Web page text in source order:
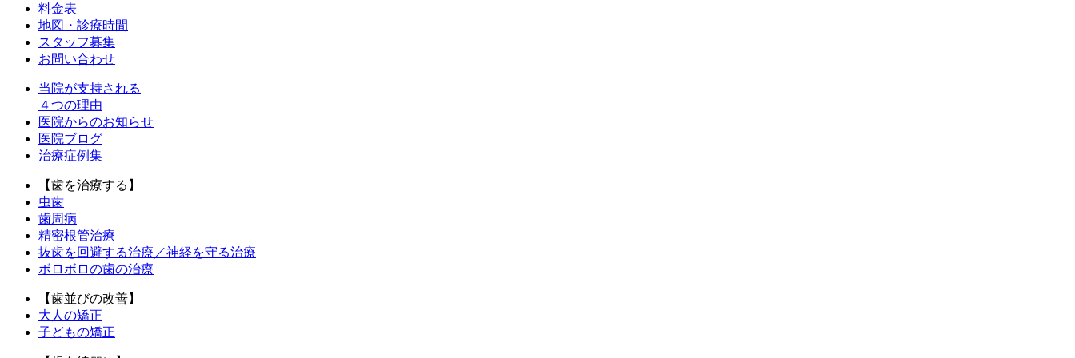
料金表
地図・診療時間
スタッフ募集
お問い合わせ
当院が支持される
４つの理由
医院からのお知らせ
医院ブログ
治療症例集
【歯を治療する】
虫歯
歯周病
精密根管治療
抜歯を回避する治療／神経を守る治療
ボロボロの歯の治療
【歯並びの改善】
大人の矯正
子どもの矯正